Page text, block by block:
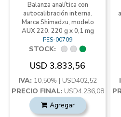
Balanza analítica con
autocalibración interna.
Marca Shimadzu, modelo
AUX 220. 220 g x 0,1 mg
PES-00709
STOCK:
USD 3.833,56
IVA: 10,50% | USD402,52
PRECIO FINAL: USD4.236,08
Agregar